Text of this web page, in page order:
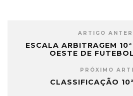
ARTIGO
ESCALA ARBITRAGEM
OESTE DE
PRÓXIMO
CLASSIFICAÇÃO